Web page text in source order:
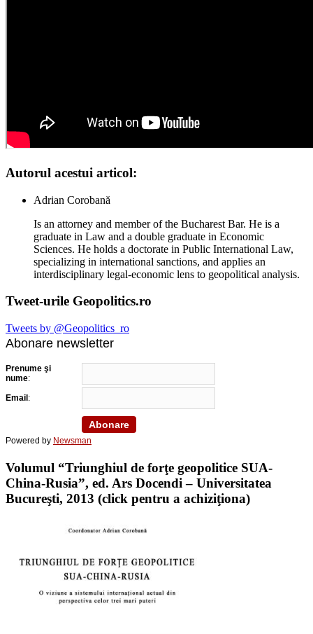
Autorul acestui articol:
Adrian Corobană
Is an attorney and member of the Bucharest Bar. He is a
graduate in Law and a double graduate in Economic
Sciences. He holds a doctorate in Public International Law,
specializing in international sanctions, and applies an
interdisciplinary legal-economic lens to geopolitical analysis.
Tweet-urile Geopolitics.ro
Tweets by @Geopolitics_ro
Abonare newsletter
Prenume şi
nume:
Email :
Powered by Newsman
Volumul “Triunghiul de forţe geopolitice SUA-
China-Rusia”, ed. Ars Docendi – Universitatea
Bucureşti, 2013 (click pentru a achiziţiona)